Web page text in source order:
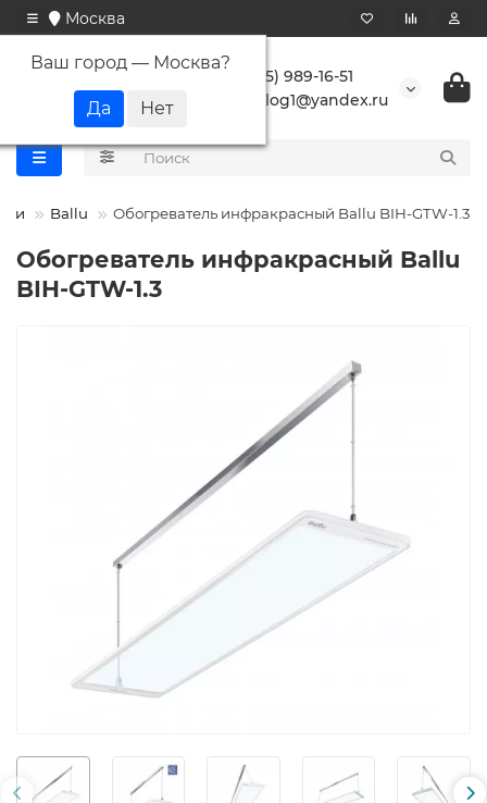
Москва
Ваш город — Москва?
+7 (495) 989-16-51
buranlog1@yandex.ru
Ballu Обогреватель инфракрасный Ballu BIH-GTW-1.3
Обогреватель инфракрасный Ballu
BIH-GTW-1.3